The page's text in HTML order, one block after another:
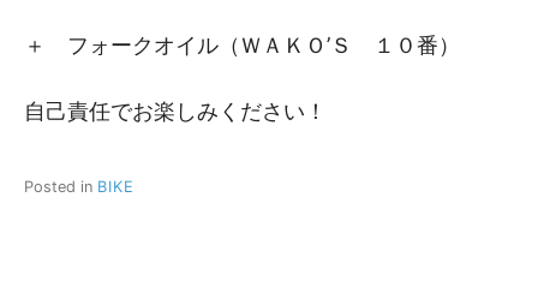
＋ フォークオイル（ＷＡＫＯ’Ｓ １０番）
自己責任でお楽しみください！
Posted in BIKE